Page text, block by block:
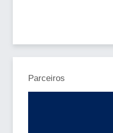
Parceiros